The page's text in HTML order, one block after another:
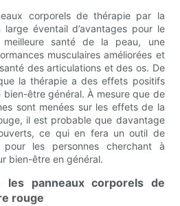
corporels de thérapie par la
éventail d’avantages pour le
meilleure santé de la peau, une
musculaires améliorées et
des articulations et des os. De
la thérapie a des effets positifs
être général. À mesure que de
sont menées sur les effets de la
il est probable que davantage
ce qui en fera un outil de
les personnes cherchant à
bien-être en général.
les panneaux corporels de
rouge